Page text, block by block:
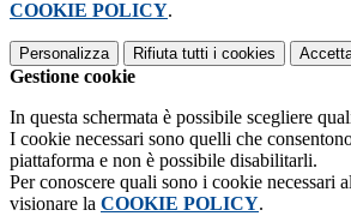
COOKIE POLICY.
Personalizza Rifiuta tutti i cookies
Gestione cookie
In questa schermata è possibile scegliere
I cookie necessari sono quelli che
piattaforma e non è possibile disabilitarli.
Per conoscere quali sono i cookie necessari
visionare la COOKIE POLICY.